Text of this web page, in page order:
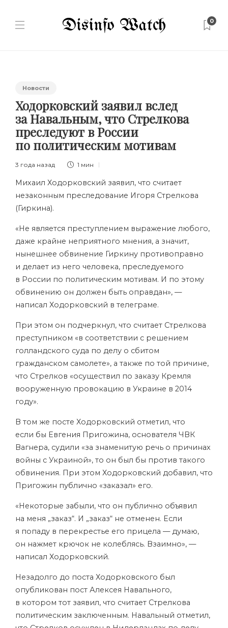
0
Новости
Ходорковский заявил вслед
за Навальным, что Стрелкова
преследуют в России
по политическим мотивам
3 года назад 1 мин
Михаил Ходорковский заявил, что считает
незаконным преследование Игоря Стрелкова
(Гиркина).
«Не является преступлением выражение любого,
даже крайне неприятного мнения, а значит,
нынешнее обвинение Гиркину противоправно
и делает из него человека, преследуемого
в России по политическим мотивам. И по этому
обвинению он должен быть оправдан», —
написал Ходорковский в телеграме.
При этом он подчеркнул, что считает Стрелкова
преступником «в соответствии с решением
голландского суда по делу о сбитом
гражданском самолете», а также по той причине,
что Стрелков «осуществил по заказу Кремля
вооруженную провокацию в Украине в 2014
году».
В том же посте Ходорковский отметил, что
если бы Евгения Пригожина, основателя ЧВК
Вагнера, судили «за знаменитую речь о причинах
войны с Украиной», то он был бы против такого
обвинения. При этом Ходорковский добавил, что
Пригожин публично «заказал» его.
«Некоторые забыли, что он публично объявил
на меня „заказ“. И „заказ“ не отменен. Если
я попаду в перекрестье его прицела — думаю,
он нажмет крючок не колеблясь. Взаимно», —
написал Ходорковский.
Незадолго до поста Ходорковского был
опубликован пост Алексея Навального,
в котором тот заявил, что считает Стрелкова
политическим заключенным. Навальный отметил,